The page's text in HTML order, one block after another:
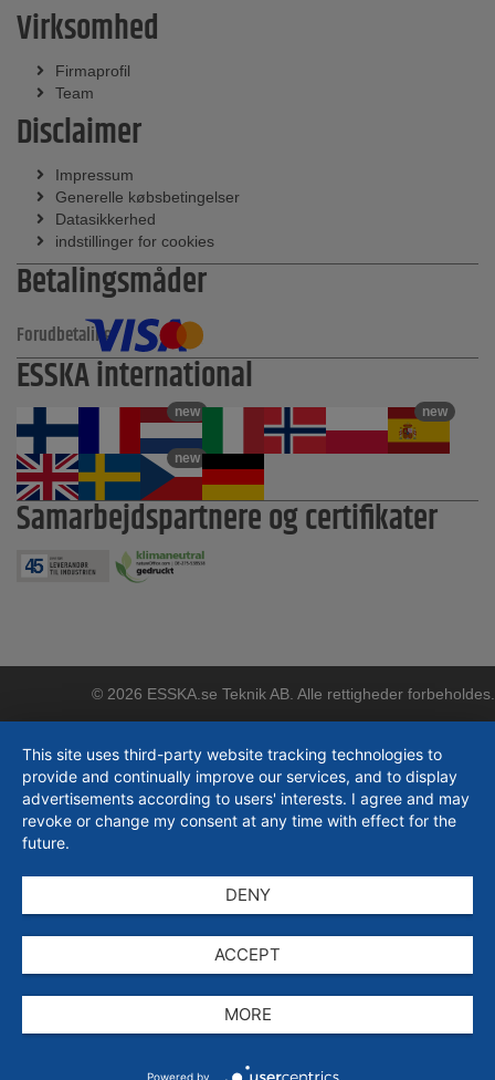
Virksomhed
Firmaprofil
Team
Disclaimer
Impressum
Generelle købsbetingelser
Datasikkerhed
indstillinger for cookies
Betalingsmåder
Forudbetaling
ESSKA international
new new
new
Samarbejdspartnere og certifikater
© 2026 ESSKA.se Teknik AB. Alle rettigheder forbeholdes.
This site uses third-party website tracking technologies to
provide and continually improve our services, and to display
advertisements according to users' interests. I agree and may
revoke or change my consent at any time with effect for the
future.
DENY
ACCEPT
MORE
Powered by